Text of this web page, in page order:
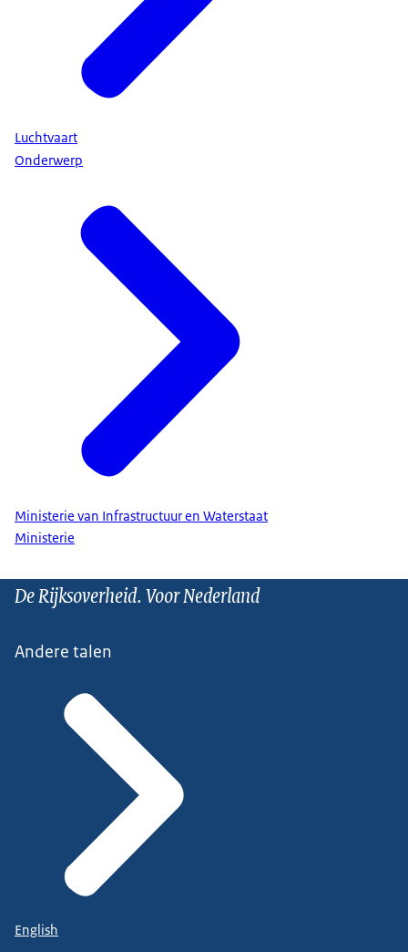
Luchtvaart
Onderwerp
Ministerie van Infrastructuur en Waterstaat
Ministerie
De Rijksoverheid. Voor Nederland
Andere talen
English